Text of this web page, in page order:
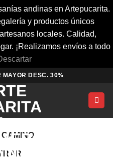
andinas en Artepucarita.
y productos únicos
locales. Calidad,
¡Realizamos envíos a todo
MAYOR DESC. 30%
CAMINO